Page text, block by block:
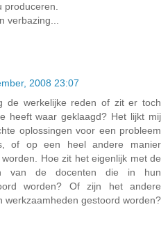
verbazing...
2008 23:07
de werkelijke reden of zit er toch
heeft waar geklaagd? Het lijkt mij
oplossingen voor een probleem
of op een heel andere manier
Hoe zit het eigenlijk met de
van de docenten die in hun
worden? Of zijn het andere
werkzaamheden gestoord worden?